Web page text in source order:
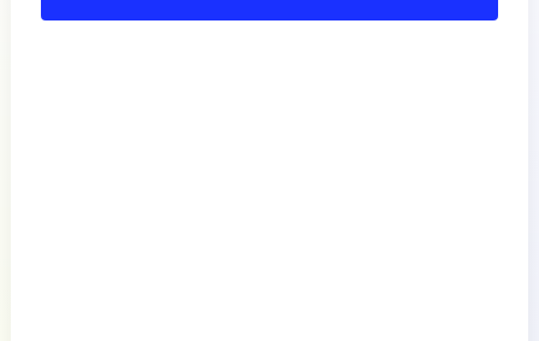
Wie wir vergleichen